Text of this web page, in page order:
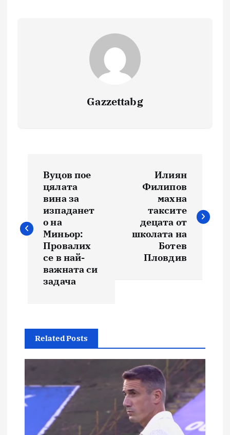
Gazzettabg
Навигация
Вуцов пое
цялата
вина за
изпаданет
о на
Миньор:
Провалих
се в най-
важната си
задача
Илиян
Филипов
махна
таксите
децата от
школата на
Ботев
Пловдив
Related Posts